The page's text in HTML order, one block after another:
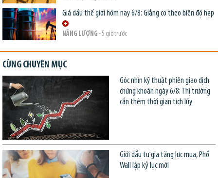
Giá dầu thế giới hôm nay 6/8: Giằng co theo biên độ hẹp
NĂNG LƯỢNG - 5 giờ trước
CÙNG CHUYÊN MỤC
Góc nhìn kỹ thuật phiên giao dịch
chứng khoán ngày 6/8: Thị trường
cần thêm thời gian tích lũy
Giới đầu tư gia tăng lực mua, Phố
Wall lập kỷ lục mới